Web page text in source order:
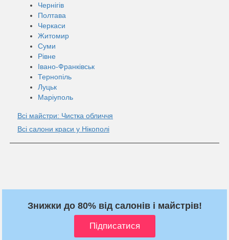
Чернігів
Полтава
Черкаси
Житомир
Суми
Рівне
Івано-Франківськ
Тернопіль
Луцьк
Маріуполь
Всі майстри: Чистка обличчя
Всі салони краси у Нікополі
Знижки до 80% від салонів і майстрів!